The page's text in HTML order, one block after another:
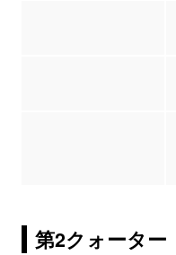
第2クォーター